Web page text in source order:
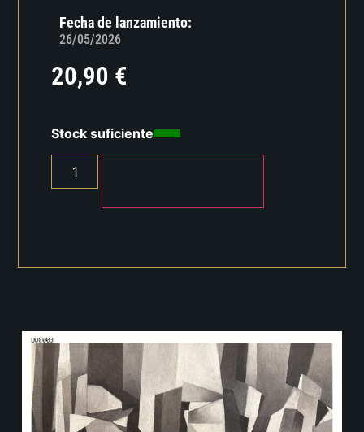
Fecha de lanzamiento:
26/05/2026
20,90 €
Stock suficiente